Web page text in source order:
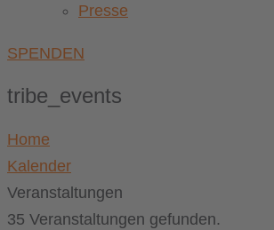
Presse
SPENDEN
tribe_events
Home
Kalender
Veranstaltungen
35 Veranstaltungen gefunden.